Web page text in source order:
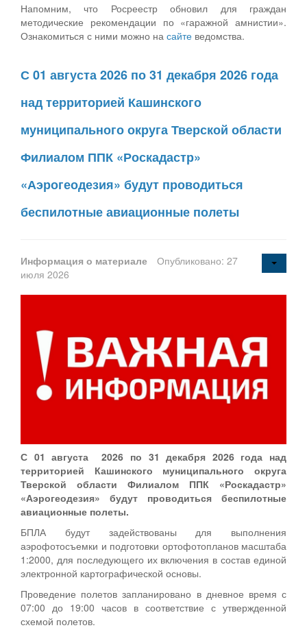
Напомним, что Росреестр обновил для граждан
методические рекомендации по «гаражной амнистии».
Ознакомиться с ними можно на сайте ведомства.
С 01 августа 2026 по 31 декабря 2026 года
над территорией Кашинского
муниципального округа Тверской области
Филиалом ППК «Роскадастр»
«Аэрогеодезия» будут проводиться
беспилотные авиационные полеты
Информация о материале
Опубликовано: 27
июля 2026
С 01 августа 2026 по 31 декабря 2026 года над
территорией Кашинского муниципального округа
Тверской области Филиалом ППК «Роскадастр»
«Аэрогеодезия» будут проводиться беспилотные
авиационные полеты.
БПЛА будут задействованы для выполнения
аэрофотосъемки и подготовки ортофотопланов масштаба
1:2000, для последующего их включения в состав единой
электронной картографической основы.
Проведение полетов запланировано в дневное время с
07:00 до 19:00 часов в соответствие с утвержденной
схемой полетов.